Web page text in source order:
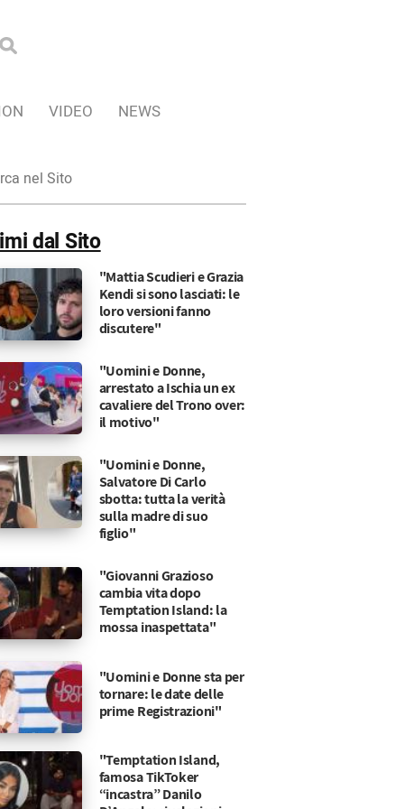
VIDEO NEWS
dal Sito
"Mattia Scudieri e Grazia
Kendi si sono lasciati: le
loro versioni fanno
discutere"
"Uomini e Donne,
arrestato a Ischia un ex
cavaliere del Trono over:
il motivo"
"Uomini e Donne,
Salvatore Di Carlo
sbotta: tutta la verità
sulla madre di suo
figlio"
"Giovanni Grazioso
cambia vita dopo
Temptation Island: la
mossa inaspettata"
"Uomini e Donne sta per
tornare: le date delle
prime Registrazioni"
"Temptation Island,
famosa TikToker
“incastra” Danilo